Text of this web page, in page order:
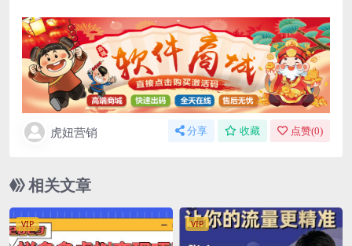
虎妞营销 分享 收藏 点赞(0)
相关文章
VIP VIP